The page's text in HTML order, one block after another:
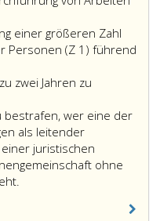
einer größeren Zahl
Personen (Z 1) führend
zwei Jahren zu
bestrafen, wer eine der
als leitender
einer juristischen
ohne